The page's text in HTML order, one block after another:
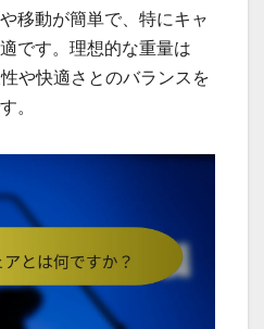
移動が簡単で、特にキャ
です。理想的な重量は
や快適さとのバランスを
。